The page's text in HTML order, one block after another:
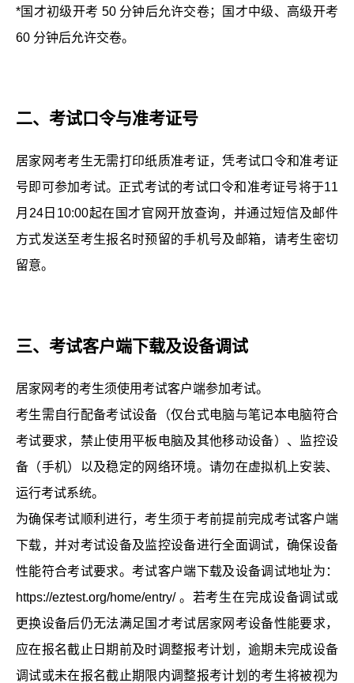
*国才初级开考 50 分钟后允许交卷；国才中级、高级开考
60 分钟后允许交卷。
二、 考试口令与准考证号
居家网考考生无需打印纸质准考证，凭考试口令和准考证
号即可参加考试。正式考试的考试口令和准考证号将于11
月24日10:00起在国才官网开放查询，并通过短信及邮件
方式发送至考生报名时预留的手机号及邮箱，请考生密切
留意。
三、 考试客户端下载及设备调试
居家网考的考生须使用考试客户端参加考试。
考生需自行配备考试设备（仅台式电脑与笔记本电脑符合
考试要求，禁止使用平板电脑及其他移动设备）、监控设
备（手机）以及稳定的网络环境。请勿在虚拟机上安装、
运行考试系统。
为确保考试顺利进行，考生须于考前提前完成考试客户端
下载，并对考试设备及监控设备进行全面调试，确保设备
性能符合考试要求。考试客户端下载及设备调试地址为：
https://eztest.org/home/entry/ 。若考生在完成设备调试或
更换设备后仍无法满足国才考试居家网考设备性能要求，
应在报名截止日期前及时调整报考计划，逾期未完成设备
调试或未在报名截止期限内调整报考计划的考生将被视为